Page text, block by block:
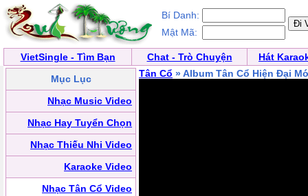
Bí Danh:
Mật Mã:
VietSingle - Tìm Bạn Chat - Trò Chuyện
Hát
Mục Lục
Nhạc Music Video
Nhạc Hay Tuyển Chọn
Nhạc Thiếu Nhi Video
Karaoke Video
Nhạc Tân Cổ Video
Tân Cổ » Album Tân Cổ Hiện Đại